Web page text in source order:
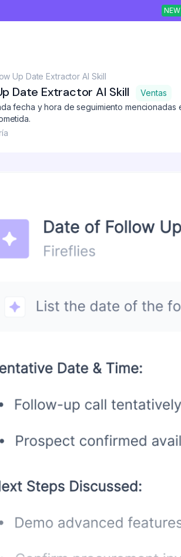
NEW
Up Date Extractor AI Skill
Date Extractor AI Skill
Ventas
fecha y hora de seguimiento mencionadas